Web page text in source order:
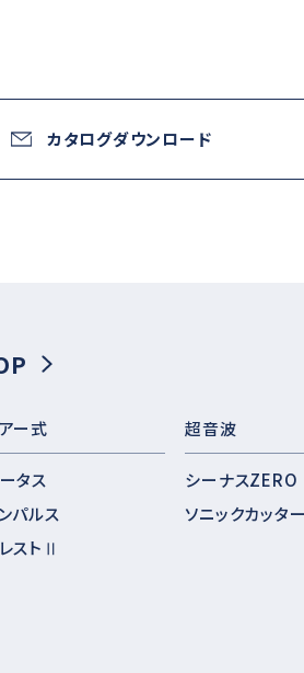
カタログダウンロード
ー式
タス
パルス
ストⅡ
超音波
シーナスZERO
ソニックカッタ